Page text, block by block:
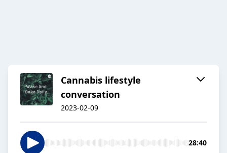
Cannabis lifestyle
conversation
2023-02-09
28:40